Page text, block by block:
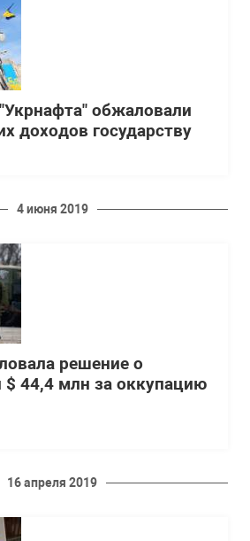
обжаловали
доходов государству
4 июня 2019
решение о
$ 44,4 млн за оккупацию
16 апреля 2019